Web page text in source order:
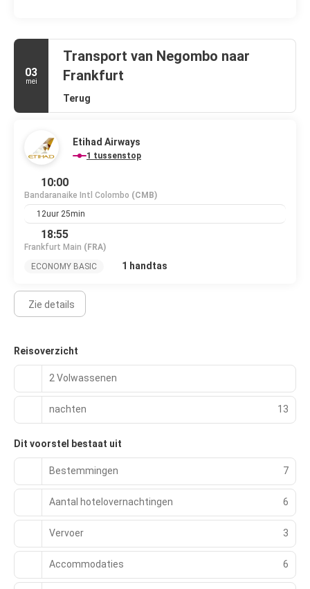
03
mei
Transport van Negombo naar
Frankfurt
Terug
Etihad Airways
1 tussenstop
10:00
Bandaranaike Intl Colombo (CMB)
12uur 25min
18:55
Frankfurt Main (FRA)
ECONOMY BASIC
1 handtas
Zie details
Reisoverzicht
2 Volwassenen
nachten 13
Dit voorstel bestaat uit
Bestemmingen 7
Aantal hotelovernachtingen 6
Vervoer 3
Accommodaties 6